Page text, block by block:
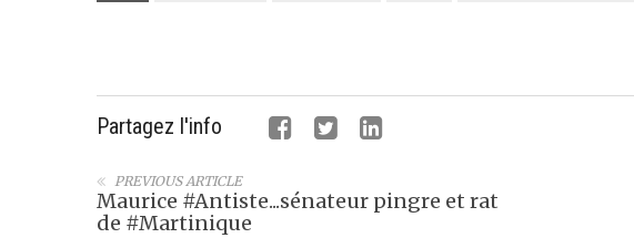
Partagez l'info
PREVIOUS ARTICLE
Maurice #Antiste...sénateur pingre et rat
de #Martinique